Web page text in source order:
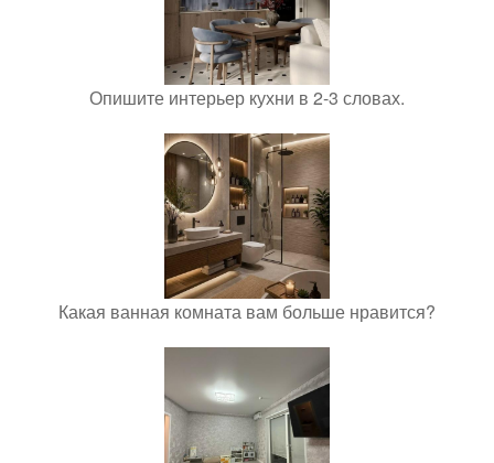
Опишите интерьер кухни в 2-3 словах.
Какая ванная комната вам больше нравится?